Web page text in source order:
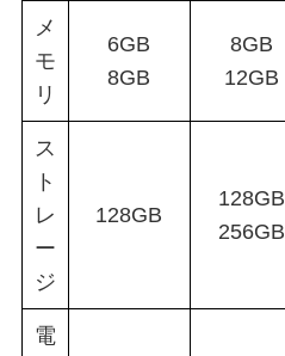
メ
モ
リ
6GB
8GB
8GB
12GB
ス
ト
レ
ー
ジ
128GB
128GB
256GB
電